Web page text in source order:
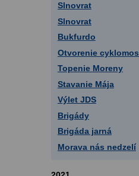
Slnovrat
Slnovrat
Bukfurdo
Otvorenie
Topenie Moreny
Stavanie Mája
Výlet JDS
Brigády
Brigáda jarná
Morava nás nedzelí